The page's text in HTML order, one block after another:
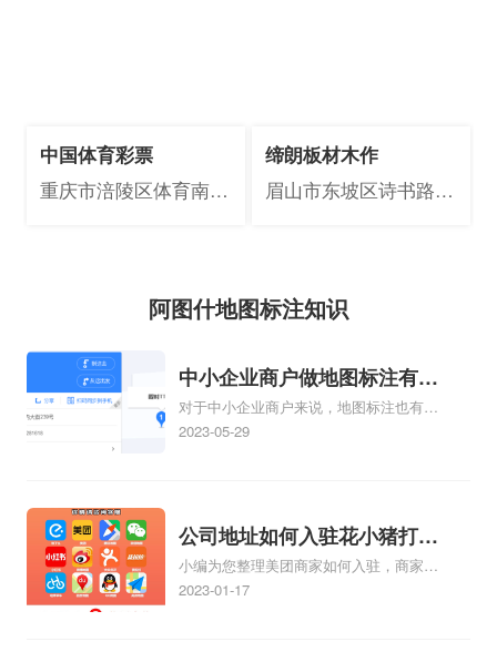
中国体育彩票
重庆市涪陵区体育南路
缔朗板材木作
眉山市东坡区诗书路南
阿图什地图标注知识
中小企业商户做地图标注有什
么好处
对于中小企业商户来说，地图标注也有许
多好处，包括：提高可见性和曝光率：通
标注的商户位置，增加商户被发现的机
会。方便客户导航：地图标注可以帮助客
户更容易地找到商户的实际位置。特别是
对于新客户或不熟悉该地区的客户来说，
2023-05-29
公司地址如何入驻花小猪打车
地图标记？指路人地图标注服
务中心铺如何入驻花小猪打车
小编为您整理美团商家如何入驻，商家入
驻教程、商家如何入驻地图、如何入驻
2023-01-17